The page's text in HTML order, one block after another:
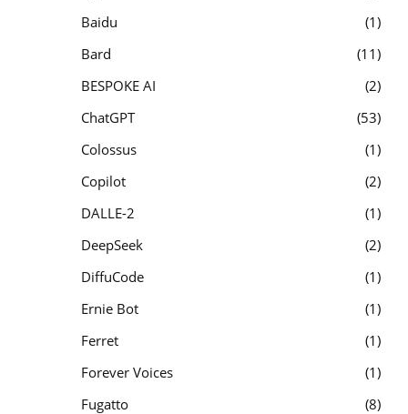
Baidu
1
Bard
11
BESPOKE AI
2
ChatGPT
53
Colossus
1
Copilot
2
DALLE-2
1
DeepSeek
2
DiffuCode
1
Ernie Bot
1
Ferret
1
Forever Voices
1
Fugatto
8